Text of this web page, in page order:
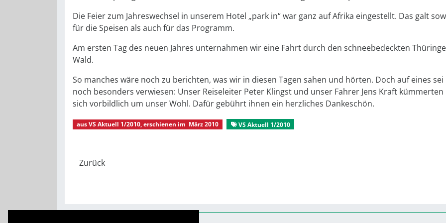
Die Feier zum Jahreswechsel in unserem Hotel „park in“ war ganz auf Afrika eingestellt. Das galt
für die Speisen als auch für das Programm.
Am ersten Tag des neuen Jahres unternahmen wir eine Fahrt durch den schneebedeckten
Wald.
So manches wäre noch zu berichten, was wir in diesen Tagen sahen und hörten. Doch auf eines sei
noch besonders verwiesen: Unser Reiseleiter Peter Klingst und unser Fahrer Jens Kraft kümmerten
sich vorbildlich um unser Wohl. Dafür gebührt ihnen ein herzliches Dankeschön.
ausVS Aktuell 1/2010, erschienen im März 2010 VS Aktuell 1/2010